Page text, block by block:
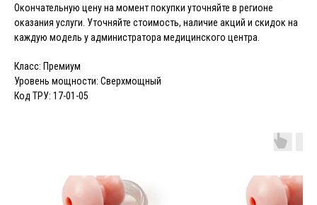
Окончательную цену на момент покупки уточняйте в регионе
оказания услуги. Уточняйте стоимость, наличие акций и скидок на
каждую модель у администратора медицинского центра.
Класс: Премиум
Уровень мощности: Сверхмощный
Код ТРУ: 17-01-05